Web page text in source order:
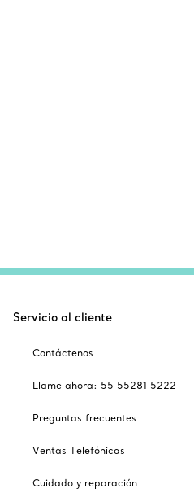
Servicio al cliente
Contáctenos
Llame ahora: 55 55281 5222
Preguntas frecuentes
Ventas Telefónicas
Cuidado y reparación